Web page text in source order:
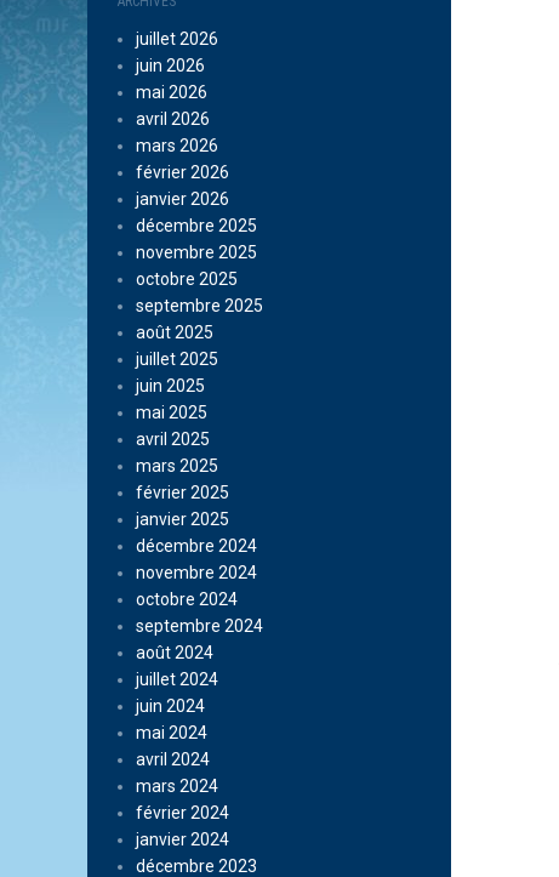
juillet 2026
juin 2026
mai 2026
avril 2026
mars 2026
février 2026
janvier 2026
décembre 2025
novembre 2025
octobre 2025
septembre 2025
août 2025
juillet 2025
juin 2025
mai 2025
avril 2025
mars 2025
février 2025
janvier 2025
décembre 2024
novembre 2024
octobre 2024
septembre 2024
août 2024
juillet 2024
juin 2024
mai 2024
avril 2024
mars 2024
février 2024
janvier 2024
décembre 2023